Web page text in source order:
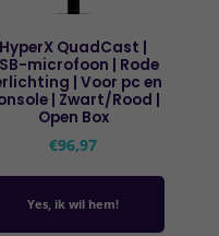
HyperX QuadCast |
microfoon | Rode
| Voor pc en
| Zwart/Rood |
Open Box
€96,97
Yes, ik wil hem!